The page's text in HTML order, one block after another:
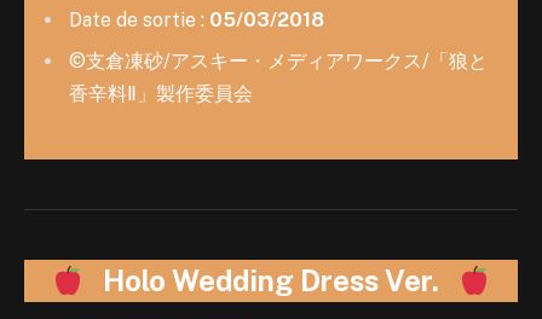
Date de sortie : 05/03/2018
©支倉凍砂/アスキー・メディアワークス/「狼と
香辛料Ⅱ」製作委員会
Holo Wedding Dress Ver.